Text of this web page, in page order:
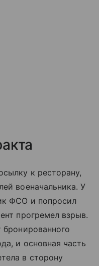
к ресторану,
военачальника. У
ФСО и попросил
прогремел взрыв.
бронированного
и основная часть
в сторону